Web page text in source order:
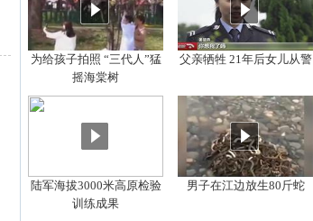
为给孩子拍照 “三代人”猛
摇海棠树
父亲牺牲 21年后女儿从警
陆军海拔3000米高原检验
训练成果
男子在江边放生80斤蛇